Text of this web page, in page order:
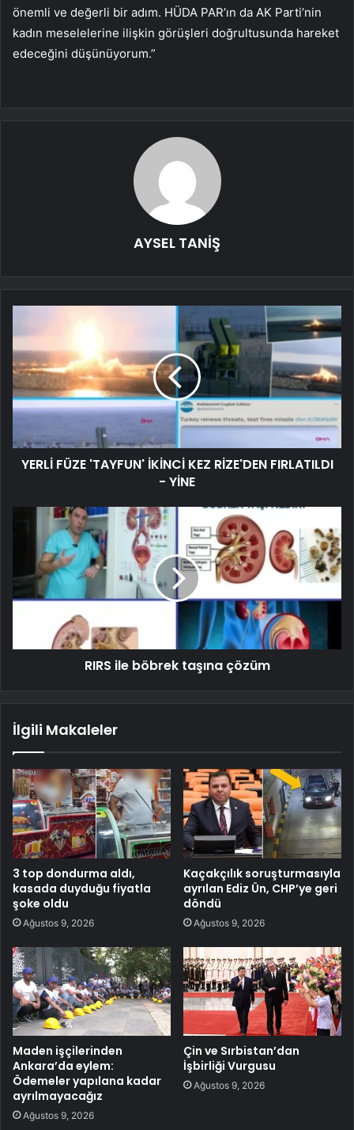
önemli ve değerli bir adım. HÜDA PAR’ın da AK Parti’nin
kadın meselelerine ilişkin görüşleri doğrultusunda hareket
edeceğini düşünüyorum.”
AYSEL TANİŞ
YERLİ FÜZE 'TAYFUN' İKİNCİ KEZ RİZE'DEN FIRLATILDI
- YİNE
RIRS ile böbrek taşına çözüm
İlgili Makaleler
3 top dondurma aldı,
kasada duyduğu fiyatla
şoke oldu
Ağustos 9, 2026
Kaçakçılık soruşturmasıyla
ayrılan Ediz Ün, CHP’ye geri
döndü
Ağustos 9, 2026
Maden işçilerinden
Ankara’da eylem:
Ödemeler yapılana kadar
ayrılmayacağız
Ağustos 9, 2026
Çin ve Sırbistan’dan
İşbirliği Vurgusu
Ağustos 9, 2026